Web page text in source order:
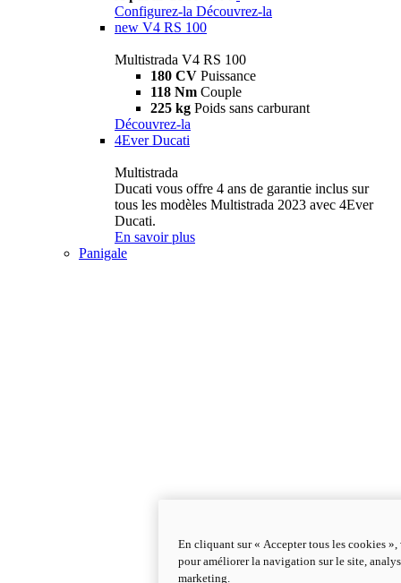
Configurez-la Découvrez-la
new V4 RS 100
Multistrada V4 RS 100
180 CV Puissance
118 Nm Couple
225 kg Poids sans carburant
Découvrez-la
4Ever Ducati
Multistrada
Ducati vous offre 4 ans de garantie inclus sur
tous les modèles Multistrada 2023 avec 4Ever
Ducati.
En savoir plus
Panigale
En cliquant sur « Accepter tous les cookies
pour améliorer la navigation sur le site,
marketing.